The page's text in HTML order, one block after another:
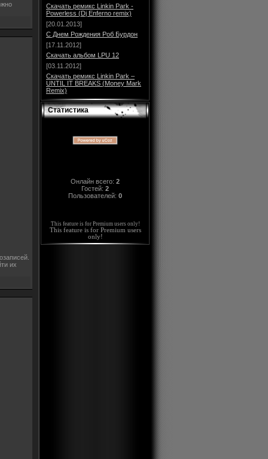
их
Скачать ремикс Linkin Park -
Powerless (Dj Enferno remix)
[20.01.2013]
С Днем Рождения Роб Бурдон
[17.11.2012]
Скачать альбом LPU 12
[03.11.2012]
Скачать ремикс Linkin Park –
UNTIL IT BREAKS (Money Mark
Remix)
Статистика
Онлайн всего: 2
Гостей: 2
Пользователей: 0
This feature is for Premium users only!
This feature is for Premium users
only!